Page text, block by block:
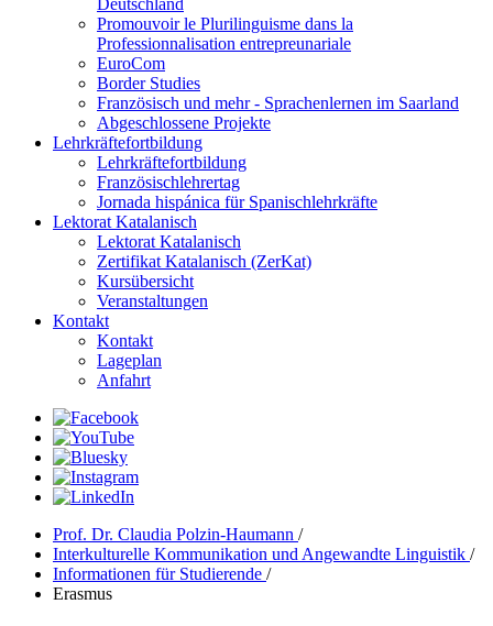
Deutschland
Promouvoir le Plurilinguisme dans la
Professionnalisation entrepreunariale
EuroCom
Border Studies
Französisch und mehr - Sprachenlernen im Saarland
Abgeschlossene Projekte
Lehrkräftefortbildung
Lehrkräftefortbildung
Französischlehrertag
Jornada hispánica für Spanischlehrkräfte
Lektorat Katalanisch
Lektorat Katalanisch
Zertifikat Katalanisch (ZerKat)
Kursübersicht
Veranstaltungen
Kontakt
Kontakt
Lageplan
Anfahrt
Prof. Dr. Claudia Polzin-Haumann /
Interkulturelle Kommunikation und Angewandte Linguistik /
Informationen für Studierende /
Erasmus